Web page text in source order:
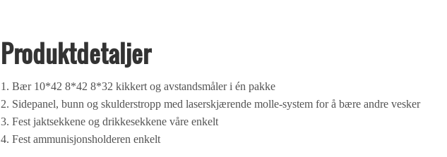
Produktdetaljer
1. Bær 10*42 8*42 8*32 kikkert og avstandsmåler i én pakke
2. Sidepanel, bunn og skulderstropp med laserskjærende molle-system for å bære andre vesker
3. Fest jaktsekkene og drikkesekkene våre enkelt
4. Fest ammunisjonsholderen enkelt